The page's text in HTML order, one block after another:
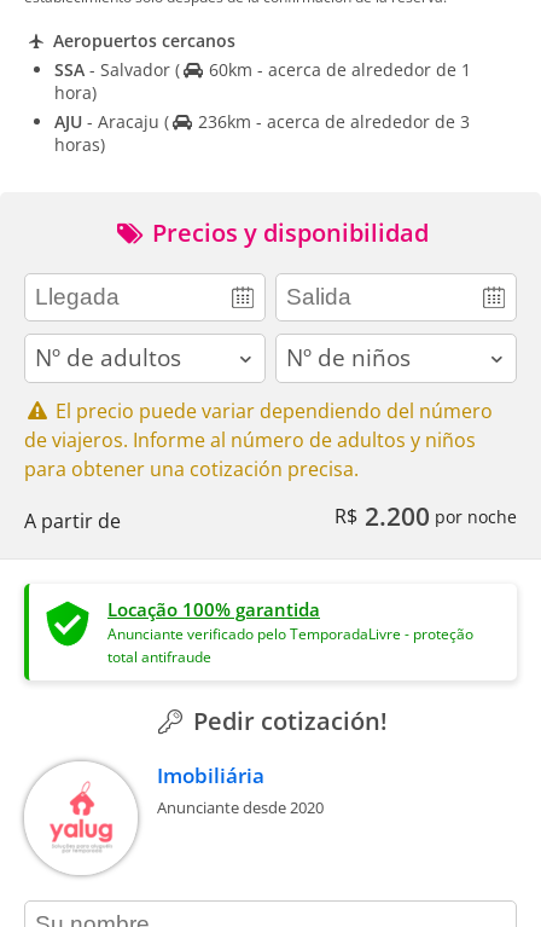
Aeropuertos cercanos
SSA - Salvador (
60km - acerca de alrededor de 1
hora)
AJU - Aracaju (
236km - acerca de alrededor de 3
horas)
Precios y disponibilidad
adults children
El precio puede variar dependiendo del número
de viajeros. Informe al número de adultos y niños
para obtener una cotización precisa.
A partir de
R$ 2.200 por noche
Locação 100% garantida
Anunciante verificado pelo TemporadaLivre - proteção
total antifraude
Pedir cotización!
Imobiliária
Anunciante desde 2020
contact_name